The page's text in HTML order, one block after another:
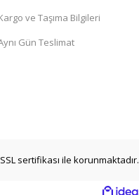
ve Taşıma Bilgileri
Gün Teslimat
sertifikası ile korunmaktadır.